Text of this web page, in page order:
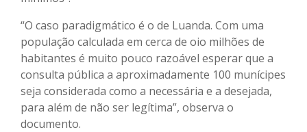
“O caso paradigmático é o de Luanda. Com uma
população calculada em cerca de oio milhões de
habitantes é muito pouco razoável esperar que a
consulta pública a aproximadamente 100 munícipes
seja considerada como a necessária e a desejada,
para além de não ser legítima”, observa o
documento.